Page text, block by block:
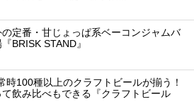
定番・甘じょっぱ系ベーコンジャムバ
BRISK STAND』
時100種以上のクラフトビールが揃う！
飲み比べもできる『クラフトビール